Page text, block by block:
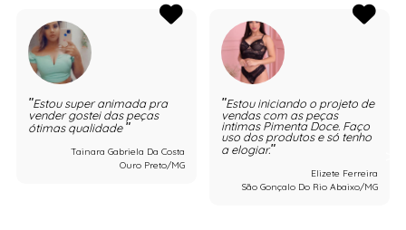
Estou super animada pra
vender gostei das peças
ótimas qualidade
Tainara Gabriela Da Costa
Ouro Preto/MG
Estou iniciando o projeto de
vendas com as peças
intimas Pimenta Doce. Faço
uso dos produtos e só tenho
a elogiar.
Elizete Ferreira
São Gonçalo Do Rio Abaixo/MG